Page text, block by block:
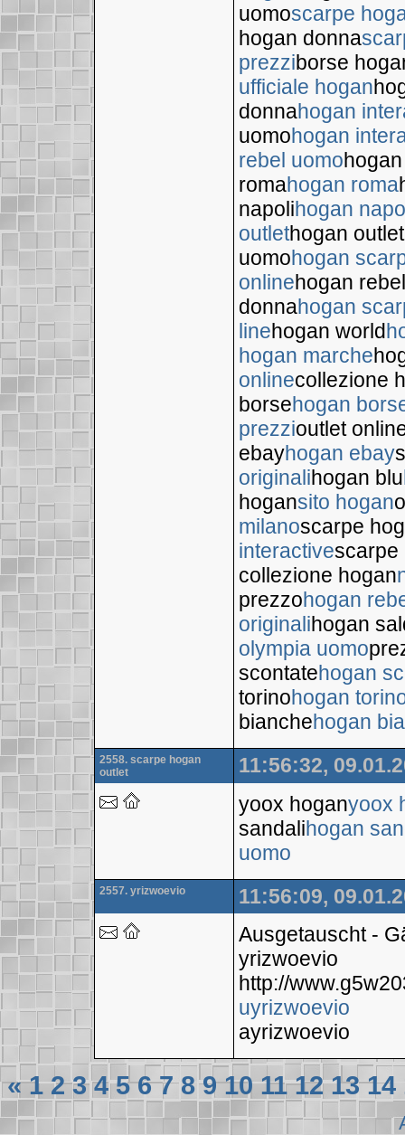
uomoscarpe
hogan donna
prezziborse
ufficiale hogan
donnahogan
uomohogan
rebel uomo
romahogan roma
napolihogan
outlethogan
uomohogan
onlinehogan
donnahogan
linehogan world
hogan marche
onlinecollezione
borsehogan
prezzioutlet
ebayhogan ebay
originalihogan blu
hogansito hogan
milanoscarpe
interactivescarpe
collezione hogan
prezzohogan
originalihogan
olympia uomo
scontatehogan
torinohogan
bianchehogan
2558. scarpe hogan
outlet
11:56:32,
yoox hoganyoox
sandalihogan
uomo
2557. yrizwoevio
11:56:09,
Ausgetauscht -
yrizwoevio
http://
uyrizwoevio
ayrizwoevio
« 1 2 3 4 5 6 7 8 9 10 11 12 13 14